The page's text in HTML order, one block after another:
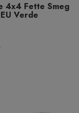
4x4 Fette Smeg
Verde